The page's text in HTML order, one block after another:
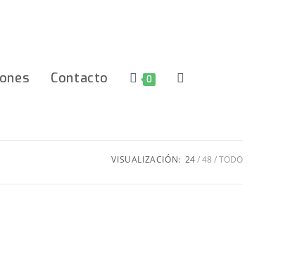
Contacto 0 Alternar
VISUALIZACIÓN: 24 48 TODO